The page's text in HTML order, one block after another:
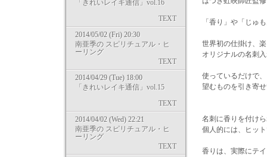
「きれいレイキ通信」vol.16
TEXT
2014/05/02 (Fri) 20:30
南亜季の スピリチュアル・ヒ
ーリング
TEXT
2014/04/29 (Tue) 18:00
「きれいレイキ通信」vol.15
TEXT
2014/04/02 (Wed) 22:21
南亜季の スピリチュアル・ヒ
ーリング
TEXT
「香り」や「じゅ
世界初の仕掛け、
オリジナルの名刺
使っているだけで
望むものを引き寄
名刺に香りを付け
個人的には、ヒッ
香りは、実際にテ